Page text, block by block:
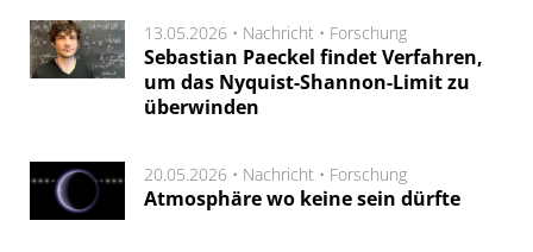
13.05.2026 • Nachricht • Forschung
Sebastian Paeckel findet Verfahren,
um das Nyquist-Shannon-Limit zu
überwinden
20.05.2026 • Nachricht • Forschung
Atmosphäre wo keine sein dürfte